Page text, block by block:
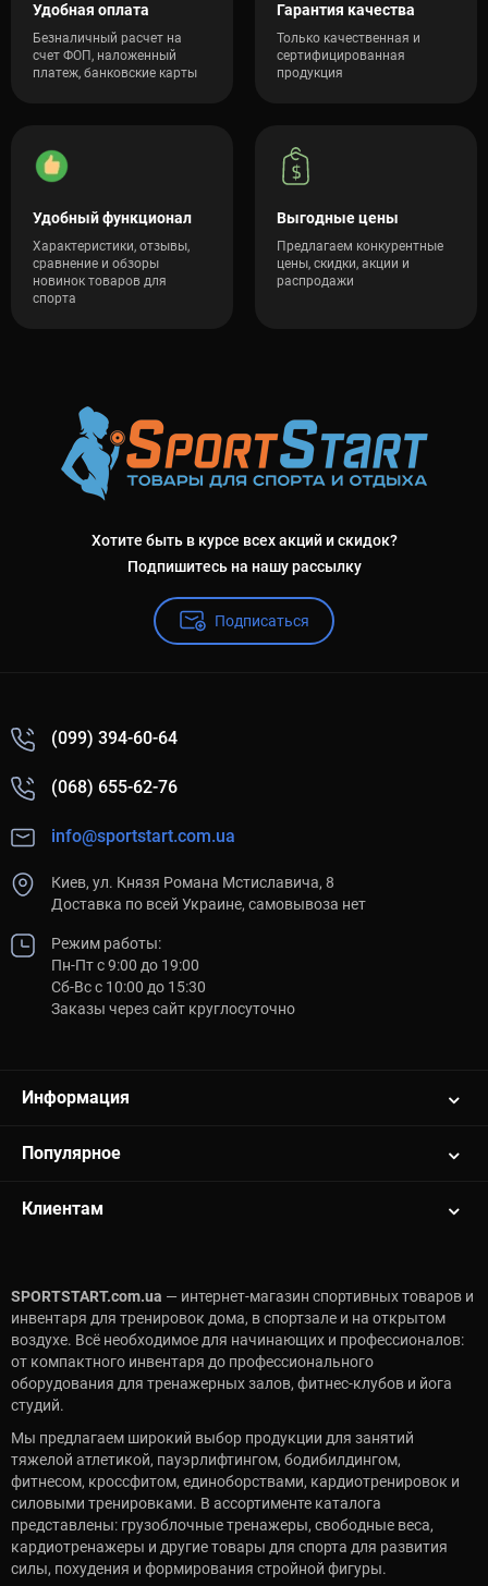
Удобная оплата
Безналичный расчет на
счет ФОП, наложенный
платеж, банковские карты
Гарантия качества
Только качественная и
сертифицированная
продукция
Удобный функционал
Характеристики, отзывы,
сравнение и обзоры
новинок товаров для
спорта
Выгодные цены
Предлагаем конкурентные
цены, скидки, акции и
распродажи
Хотите быть в курсе всех акций и скидок?
Подпишитесь на нашу рассылку
Подписаться
(099) 394-60-64
(068) 655-62-76
info@sportstart.com.ua
Киев, ул. Князя Романа Мстиславича, 8
Доставка по всей Украине, самовывоза нет
Режим работы:
Пн-Пт с 9:00 до 19:00
Сб-Вс с 10:00 до 15:30
Заказы через сайт круглосуточно
Информация
Популярное
Клиентам
SPORTSTART.com.ua — интернет-магазин спортивных товаров и
инвентаря для тренировок дома, в спортзале и на открытом
воздухе. Всё необходимое для начинающих и профессионалов:
от компактного инвентаря до профессионального
оборудования для тренажерных залов, фитнес-клубов и йога
студий.
Мы предлагаем широкий выбор продукции для занятий
тяжелой атлетикой, пауэрлифтингом, бодибилдингом,
фитнесом, кроссфитом, единоборствами, кардиотренировок и
силовыми тренировками. В ассортименте каталога
представлены: грузоблочные тренажеры, свободные веса,
кардиотренажеры и другие товары для спорта для развития
силы, похудения и формирования стройной фигуры.